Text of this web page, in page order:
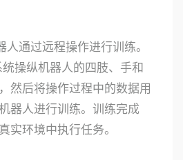
通过远程操作进行训练。
操纵机器人的四肢、手和
然后将操作过程中的数据用
器人进行训练。训练完成
实环境中执行任务。